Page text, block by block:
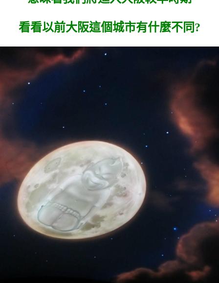
看看以前大阪這個城市有什麼不同?